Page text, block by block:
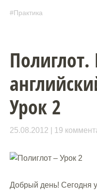
Практика
Урок 2
25.08.2012 19
Добрый день! Сегодня